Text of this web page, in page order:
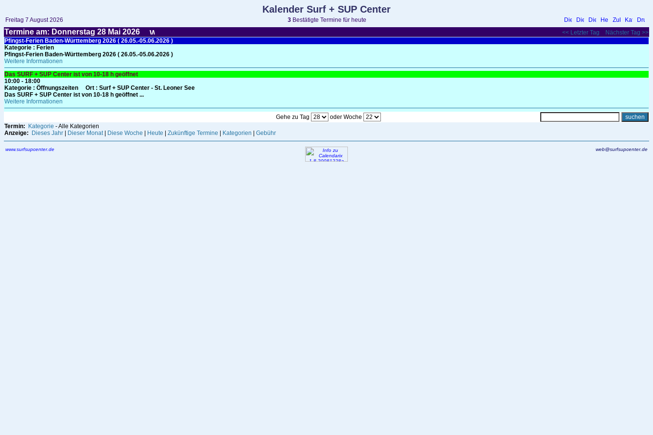
Kalender Surf + SUP Center
Freitag 7 August 2026 3Bestätigte Termine für heute
Termine am: Donnerstag 28 Mai 2026 << Letzter Tag
Nächster Tag >>
Pfingst-Ferien Baden-Württemberg 2026 ( 26.05.-05.06.2026 )
Kategorie : Ferien
Pfingst-Ferien Baden-Württemberg 2026 ( 26.05.-05.06.2026 )
Weitere Informationen
Das SURF + SUP Center ist von 10-18 h geöffnet
10:00 - 18:00
Kategorie : Öffnungszeiten Ort : Surf + SUP Center - St. Leoner See
Das SURF + SUP Center ist von 10-18 h geöffnet ...
Weitere Informationen
Gehe zu Tag
oder Woche
Termin:
Kategorie - Alle Kategorien
Anzeige:
Dieses Jahr Dieser Monat| Diese Woche Heute Zukünftige Termine Kategorien Gebühr
www.surfsupcenter.de web@surfsupcenter.de